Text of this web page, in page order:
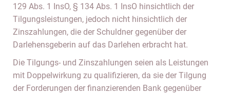
129 Abs. 1 InsO, § 134 Abs. 1 InsO hinsichtlich der
Tilgungsleistungen, jedoch nicht hinsichtlich der
Zinszahlungen, die der Schuldner gegenüber der
Darlehensgeberin auf das Darlehen erbracht hat.
Die Tilgungs- und Zinszahlungen seien als Leistungen
mit Doppelwirkung zu qualifizieren, da sie der Tilgung
der Forderungen der finanzierenden Bank gegenüber